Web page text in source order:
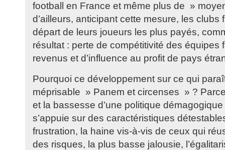
football en France et même plus de »
d’ailleurs, anticipant cette mesure, les clubs
départ de leurs joueurs les plus payés,
résultat : perte de compétitivité des équipes
revenus et d’influence au profit de pays
Pourquoi ce développement sur ce qui
méprisable » Panem et circenses » ?
et la bassesse d’une politique
s’appuie sur des caractéristiques
frustration, la haine vis-à-vis de ceux qui
des risques, la plus basse jalousie,